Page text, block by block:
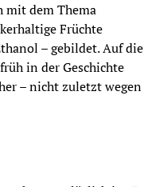
mit dem Thema
Früchte
– gebildet. Auf die
in der Geschichte
– nicht zuletzt wegen